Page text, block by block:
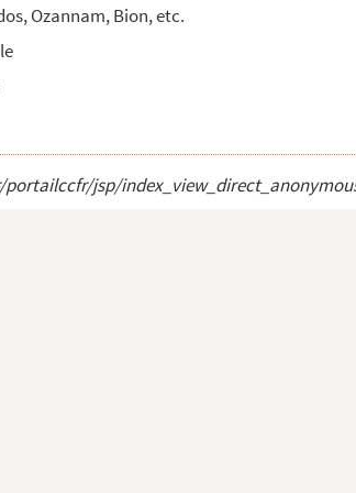
par ordre alphabétique, ma...
alphabétique, ma...
surtout la région ...
: faits r...
original de ...
Des j...
commerce, man...
et comme ju...
autographe de ...
Ozannam, Bion, etc.
jsp/